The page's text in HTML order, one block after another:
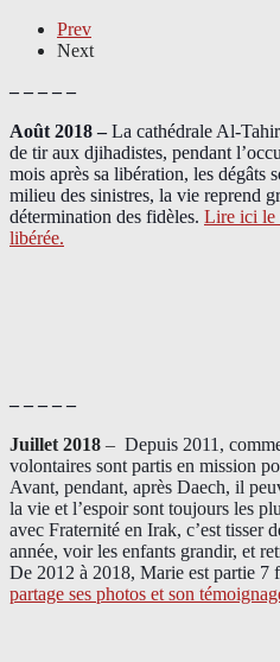
Prev
Next
– – – – –
Août 2018–La cathédrale Al-
de tir aux djihadistes, pendant
mois après sa libération, les dégâts
milieu des sinistres, la vie reprend
détermination des fidèles. Lire ici le
libérée.
– – – – –
Juillet 2018 – Depuis 2011,
volontaires sont partis en mission
Avant, pendant, après Daech, il
la vie et l’espoir sont toujours les
avec Fraternité en Irak, c’est tisser
année, voir les enfants grandir, et
De 2012 à 2018, Marie est partie 7
partage ses photos et son